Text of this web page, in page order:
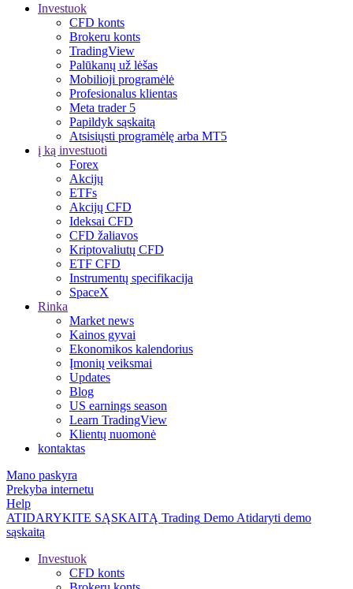
Investuok
CFD konts
Brokeru konts
TradingView
Palūkanų už lėšas
Mobilioji programėlė
Profesionalus klientas
Meta trader 5
Papildyk sąskaitą
Atsisiųsti programėlę arba MT5
į ką investuoti
Forex
Akcijų
ETFs
Akcijų CFD
Ideksai CFD
CFD žaliavos
Kriptovaliutų CFD
ETF CFD
Instrumentų specifikacija
SpaceX
Rinka
Market news
Kainos gyvai
Ekonomikos kalendorius
Įmonių veiksmai
Updates
Blog
US earnings season
Learn TradingView
Klientų nuomonė
kontaktas
Mano paskyra
Prekyba internetu
Help
ATIDARYKITE SĄSKAITĄ Trading Demo Atidaryti demo
sąskaitą
Investuok
CFD konts